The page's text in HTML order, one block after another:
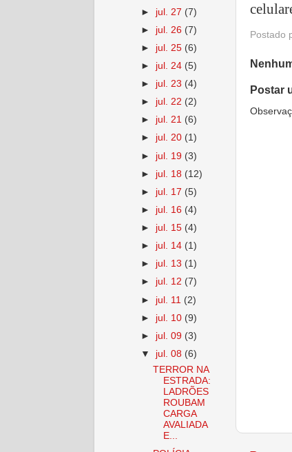
Postado
Postar
► jul. 27 (7)
► jul. 26 (7)
► jul. 25 (6)
► jul. 24 (5)
► jul. 23 (4)
► jul. 22 (2)
► jul. 21 (6)
► jul. 20 (1)
► jul. 19 (3)
► jul. 18 (12)
► jul. 17 (5)
► jul. 16 (4)
► jul. 15 (4)
► jul. 14 (1)
► jul. 13 (1)
► jul. 12 (7)
► jul. 11 (2)
► jul. 10 (9)
► jul. 09 (3)
▼ jul. 08 (6)
TERROR NA
ESTRADA:
LADRÕES
ROUBAM
CARGA
AVALIADA
E...